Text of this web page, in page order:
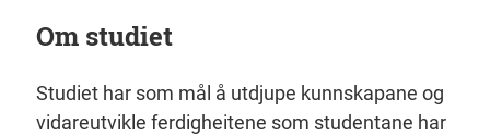
Om studiet
Studiet har som mål å utdjupe kunnskapane og
vidareutvikle ferdigheitene som studentane har